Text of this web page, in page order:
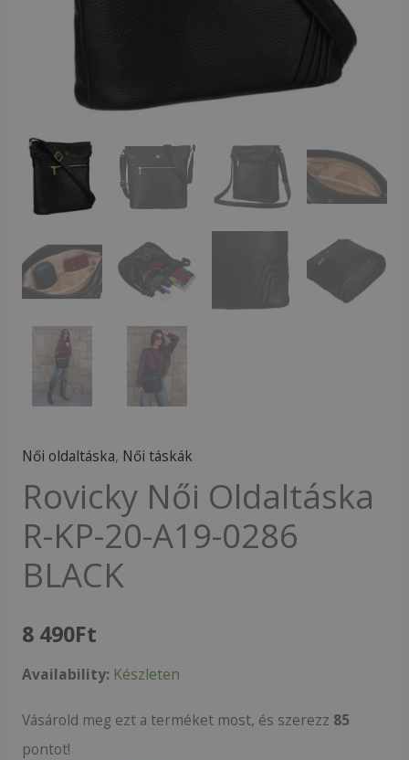
Női oldaltáska, Női táskák
Rovicky Női Oldaltáska
R-KP-20-A19-0286
BLACK
8 490Ft
Availability: Készleten
Vásárold meg ezt a terméket most, és szerezz 85
pontot!
mennyiség